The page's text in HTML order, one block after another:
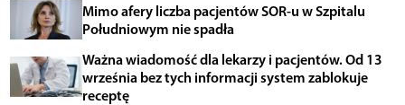
Mimo afery liczba pacjentów SOR-u w Szpitalu
Południowym nie spadła
Ważna wiadomość dla lekarzy i pacjentów. Od 13
września bez tych informacji system zablokuje
receptę